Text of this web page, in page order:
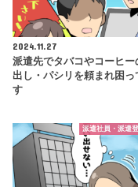
2024.11.27
派遣先でタバコやコーヒー
出し・パシリを頼まれ困っ
す
派遣社員・派遣